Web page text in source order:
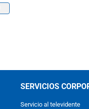
SERVICIOS
Servicio al televidente